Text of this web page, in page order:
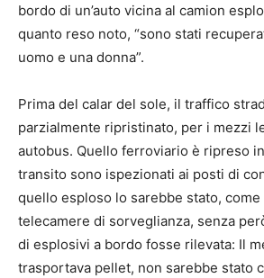
bordo di un’auto vicina al camion
quanto reso noto, “sono stati
uomo e una donna”.
Prima del calar del sole, il traffico
parzialmente ripristinato, per i mezzi
autobus. Quello ferroviario è ripreso
transito sono ispezionati ai posti di
quello esploso lo sarebbe stato,
telecamere di sorveglianza, senza
di esplosivi a bordo fosse rilevata: Il
trasportava pellet, non sarebbe stato